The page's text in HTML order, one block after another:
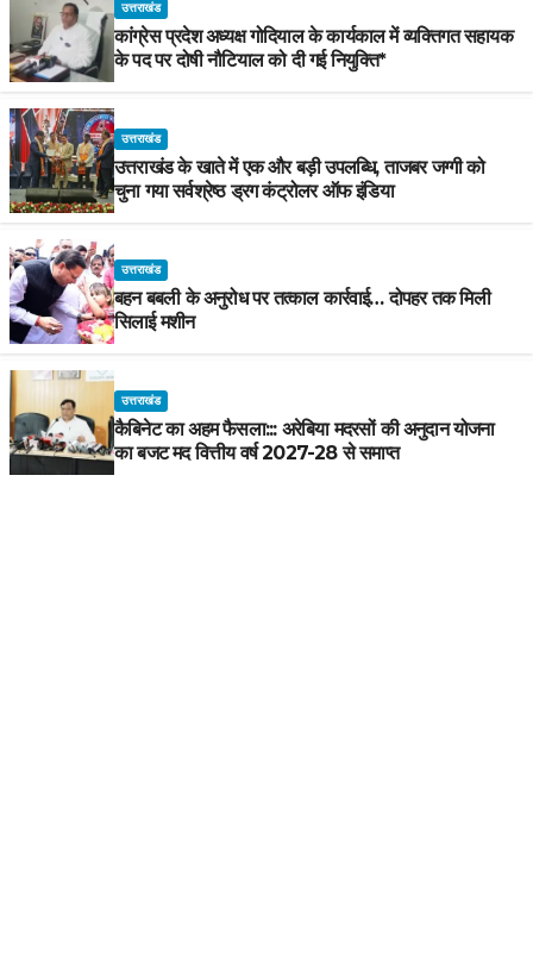
उत्तराखंड
कांग्रेस प्रदेश अध्यक्ष गोदियाल के कार्यकाल में व्यक्तिगत सहायक
के पद पर दोषी नौटियाल को दी गई नियुक्ति*
उत्तराखंड
उत्तराखंड के खाते में एक और बड़ी उपलब्धि, ताजबर जग्गी को
चुना गया सर्वश्रेष्ठ ड्रग कंट्रोलर ऑफ इंडिया
उत्तराखंड
बहन बबली के अनुरोध पर तत्काल कार्रवाई… दोपहर तक मिली
सिलाई मशीन
उत्तराखंड
कैबिनेट का अहम फैसला::: अरेबिया मदरसों की अनुदान योजना
का बजट मद वित्तीय वर्ष 2027-28 से समाप्त